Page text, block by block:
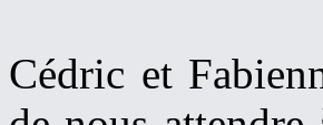
Cédric et